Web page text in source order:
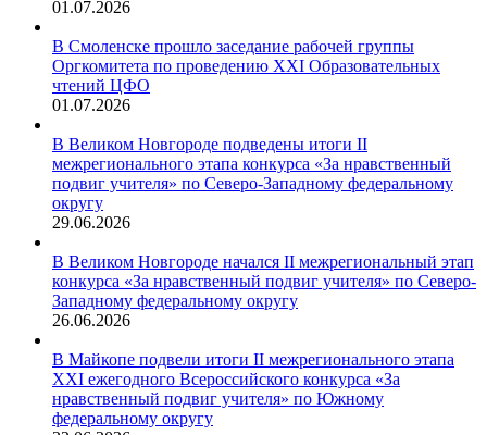
01.07.2026
В Смоленске прошло заседание рабочей группы
Оргкомитета по проведению XXI Образовательных
чтений ЦФО
01.07.2026
В Великом Новгороде подведены итоги II
межрегионального этапа конкурса «За нравственный
подвиг учителя» по Северо-Западному федеральному
округу
29.06.2026
В Великом Новгороде начался II межрегиональный этап
конкурса «За нравственный подвиг учителя» по Северо-
Западному федеральному округу
26.06.2026
В Майкопе подвели итоги II межрегионального этапа
XXI ежегодного Всероссийского конкурса «За
нравственный подвиг учителя» по Южному
федеральному округу